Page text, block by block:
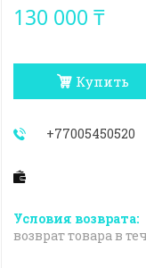
130 000 ₸
Купить
+77005450520
возврат товара в